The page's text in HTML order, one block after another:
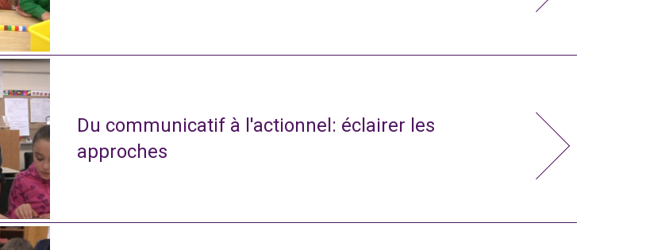
Du communicatif à l'actionnel: éclairer les
approches